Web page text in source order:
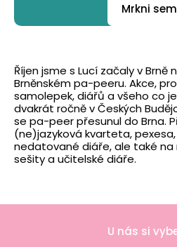
Mrkni
Říjen jsme s Lucí začaly v Brně
Brněnském pa-peeru. Akce,
samolepek, diářů a všeho co
dvakrát ročně v Českých
se pa-peer přesunul do Brna.
(ne)jazyková kvarteta,
nedatované diáře, ale také na
sešity a učitelské diáře.
U nás si